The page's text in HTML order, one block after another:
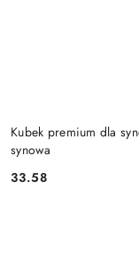
Kubek premium dla
synowa
Cena:
33.58